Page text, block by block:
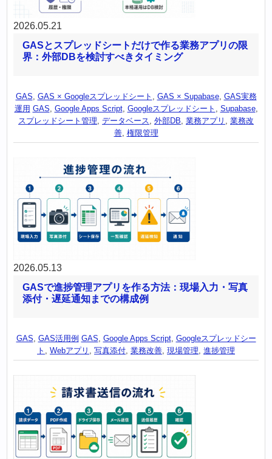
2026.05.21
GASとスプレッドシートだけで作る業務アプリの限
界：外部DBを検討すべきタイミング
GAS GAS × Googleスプレッドシート GAS × Supabase, GAS実務
運用 GAS Google Apps Script, Googleスプレッドシート Supabase,
スプレッドシート管理 データベース 外部DB 業務アプリ
業務改
善, 権限管理
2026.05.13
GASで進捗管理アプリを作る方法：現場入力・写真
添付・遅延通知までの構成例
GAS GAS活用例 GAS Google Apps Script, Googleスプレッドシー
ト
Webアプリ 写真添付 業務改善 現場管理 進捗管理